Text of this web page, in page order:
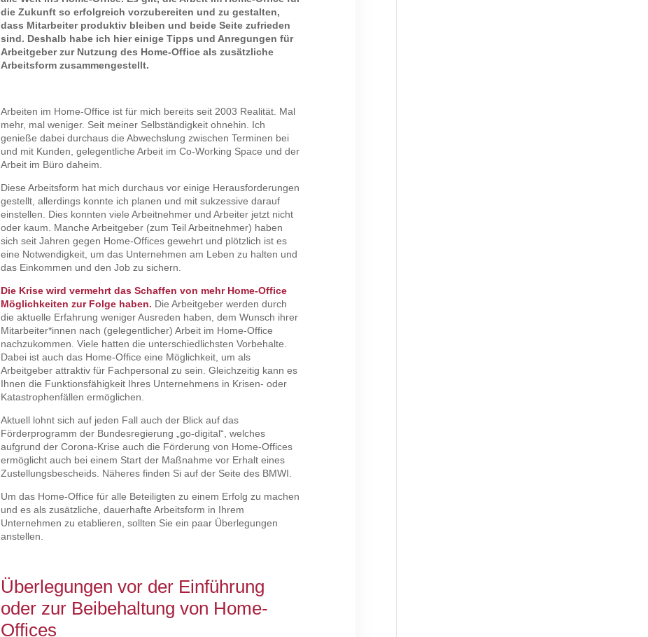
die Zukunft so erfolgreich vorzubereiten und zu gestalten,
dass Mitarbeiter produktiv bleiben und beide Seite zufrieden
sind. Deshalb habe ich hier einige Tipps und Anregungen für
Arbeitgeber zur Nutzung des Home-Office als zusätzliche
Arbeitsform zusammengestellt.
Arbeiten im Home-Office ist für mich bereits seit 2003 Realität. Mal
mehr, mal weniger. Seit meiner Selbständigkeit ohnehin. Ich
genieße dabei durchaus die Abwechslung zwischen Terminen bei
und mit Kunden, gelegentliche Arbeit im Co-Working Space und der
Arbeit im Büro daheim.
Diese Arbeitsform hat mich durchaus vor einige Herausforderungen
gestellt, allerdings konnte ich planen und mit sukzessive darauf
einstellen. Dies konnten viele Arbeitnehmer und Arbeiter jetzt nicht
oder kaum. Manche Arbeitgeber (zum Teil Arbeitnehmer) haben
sich seit Jahren gegen Home-Offices gewehrt und plötzlich ist es
eine Notwendigkeit, um das Unternehmen am Leben zu halten und
das Einkommen und den Job zu sichern.
Die Krise wird vermehrt das Schaffen von mehr Home-Office
Möglichkeiten zur Folge haben. Die Arbeitgeber werden durch
die aktuelle Erfahrung weniger Ausreden haben, dem Wunsch ihrer
Mitarbeiter*innen nach (gelegentlicher) Arbeit im Home-Office
nachzukommen. Viele hatten die unterschiedlichsten Vorbehalte.
Dabei ist auch das Home-Office eine Möglichkeit, um als
Arbeitgeber attraktiv für Fachpersonal zu sein. Gleichzeitig kann es
Ihnen die Funktionsfähigkeit Ihres Unternehmens in Krisen- oder
Katastrophenfällen ermöglichen.
Aktuell lohnt sich auf jeden Fall auch der Blick auf das
Förderprogramm der Bundesregierung „go-digital“, welches
aufgrund der Corona-Krise auch die Förderung von Home-Offices
ermöglicht auch bei einem Start der Maßnahme vor Erhalt eines
Zustellungsbescheids. Näheres finden Si auf der Seite des BMWI.
Um das Home-Office für alle Beteiligten zu einem Erfolg zu machen
und es als zusätzliche, dauerhafte Arbeitsform in Ihrem
Unternehmen zu etablieren, sollten Sie ein paar Überlegungen
anstellen.
Überlegungen vor der Einführung
oder zur Beibehaltung von Home-
Offices